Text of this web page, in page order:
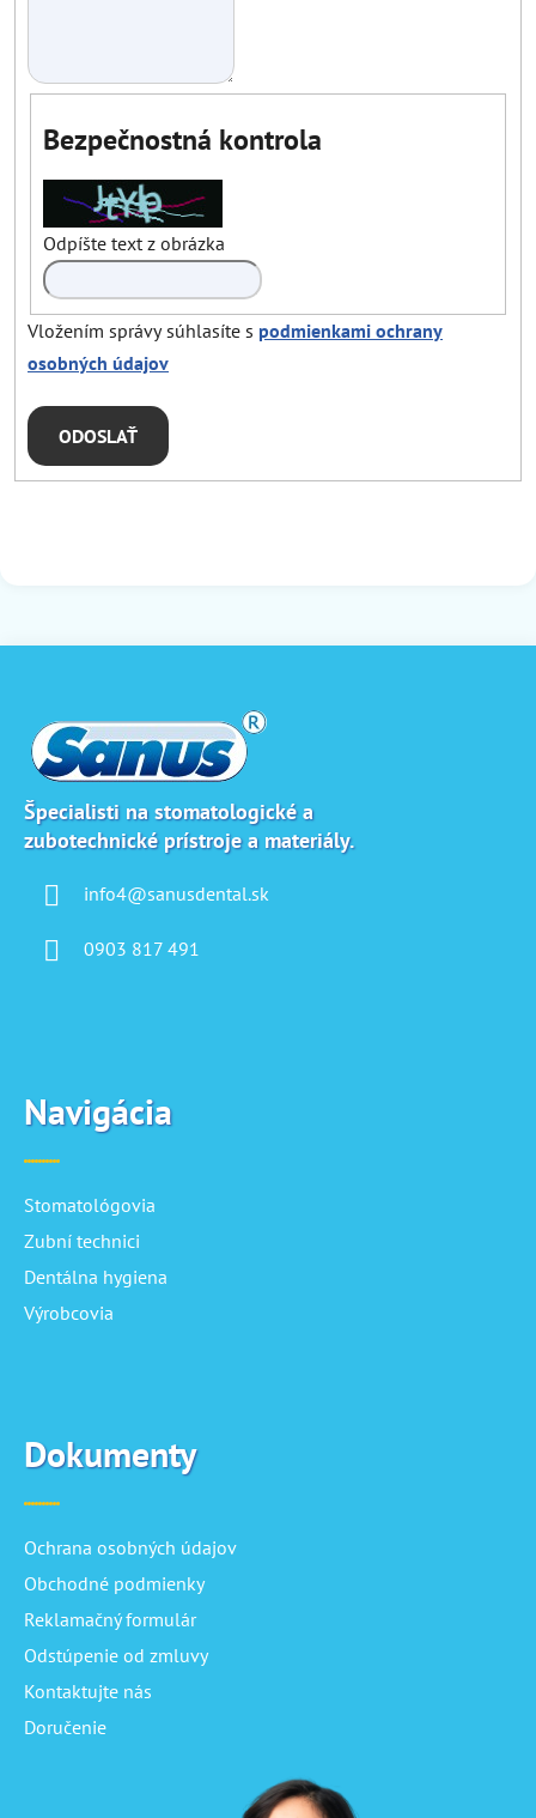
Bezpečnostná kontrola
Odpíšte text z obrázka
Vložením správy súhlasíte s podmienkami ochrany
osobných údajov
ODOSLAŤ
Špecialisti na stomatologické a
zubotechnické prístroje a materiály.
info4@sanusdental.sk
0903 817 491
Navigácia
Stomatológovia
Zubní technici
Dentálna hygiena
Výrobcovia
Dokumenty
Ochrana osobných údajov
Obchodné podmienky
Reklamačný formulár
Odstúpenie od zmluvy
Kontaktujte nás
Doručenie